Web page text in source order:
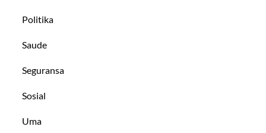
Politika
Saude
Seguransa
Sosial
Uma